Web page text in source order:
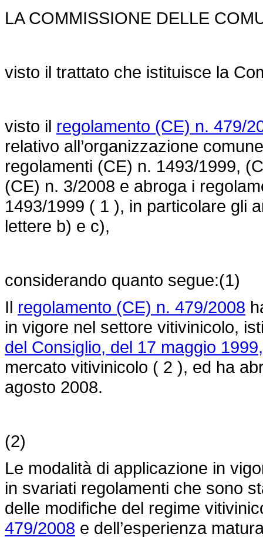
LA COMMISSIONE DELLE
visto il trattato che istituisce la
visto il regolamento (CE) n. 479/
relativo all’organizzazione
regolamenti (CE) n. 1493/1999,
(CE) n. 3/2008 e abroga i
1493/1999 ( 1 ), in particolare gli
lettere b) e c),
considerando quanto segue:(1)
Il regolamento (CE) n. 479/2008
in vigore nel settore vitivinicolo,
del Consiglio, del 17 maggio 1999,
mercato vitivinicolo ( 2 ), ed ha
agosto 2008.
(2)
Le modalità di applicazione in
in svariati regolamenti che sono
delle modifiche del regime
479/2008 e dell’esperienza